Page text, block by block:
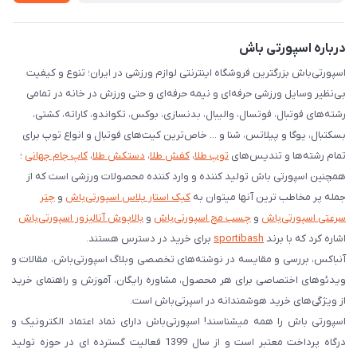
درباره اسپورتی باش
اسپورتی‌باش بزرگترین فروشگاه اینترنتی لوازم ورزشی در ایران؛ تنوع و کیفیت
بی‌نظیر وسایل ورزشی حرفه‌ای و نیمه حرفه‌ای و حتی ورزش در خانه در تمامی
رشته‌های فوتبال، فوتسال، والیبال، بدنسازی، بوکس، تکواندو، کاراته، کشتی،
بسکتبال، یوگا و پیلاتس، شنا و ... خاص‌ترین کیت‌های فوتبال و انواع توپ برای
تمام رشته‌ها و تندیس‌های توپ طلا، کفش طلا، دستکش طلا، کاپ جام جهانی ؛
همچنین اسپورتی باش تولید کننده و وارد کننده محصولات ورزشی است که از
جمله پر مخاطب ترین آنها میتوان به کیک استار پلاس اسپورتی‌باش و چتر
سرعتی اسپورتی‌باش و چسب مچ اسپورتی‌باش و بالاپوش آنالیزور اسپورتی‌باش
اشاره کرد که با برند sportibash برای خرید در دسترس هستند.
آنباکس، بررسی‌ و مقایسه در نوشته‌های تخصصی وبلاگ اسپورتی‌باش، مقالات و
ویدئوهای اختصاصی برای هر محصول، مشاوره رایگان، آموزش و راهنمای خرید
از ویژگی‌های خرید هوشمندانه در اسپرتی‌باش است.
اسپورتی‌ باش را همه میشناسند! اسپورتی‌باش دارای نماد اعتماد الکترونیک و
درگاه پرداخت معتبر است و از سال 1399 فعالیت گسترده ای در حوزه تولید